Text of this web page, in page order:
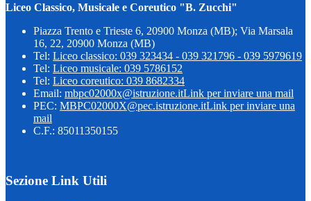
Liceo Classico, Musicale e Coreutico "B. Zucchi"
Piazza Trento e Trieste 6, 20900 Monza (MB); Via Marsala
16, 22, 20900 Monza (MB)
Tel: Liceo classico: 039 323434 - 039 321796 - 039 5979619
Tel: Liceo musicale: 039 5786152
Tel: Liceo coreutico: 039 8682334
Email: mbpc02000x@istruzione.itLink per inviare una mail
PEC: MBPC02000X@pec.istruzione.itLink per inviare una
mail
C.F.: 85011350155
Sezione Link Utili